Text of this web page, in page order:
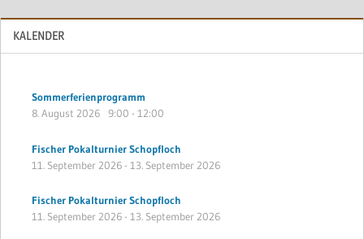
KALENDER
Sommerferienprogramm
8. August 2026 9:00 - 12:00
Fischer Pokalturnier Schopfloch
11. September 2026- 13. September 2026
Fischer Pokalturnier Schopfloch
11. September 2026- 13. September 2026